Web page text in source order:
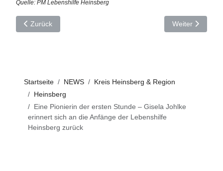
Quelle: PM Lebenshilfe Heinsberg
Vorheriger Beitrag: Radarmessungen im Kreis Heinsberg 24.
Zurück Nächster
Weiter
Startseite NEWS
Kreis Heinsberg & Region
Heinsberg
Eine Pionierin der ersten Stunde – Gisela Johlke
erinnert sich an die Anfänge der Lebenshilfe
Heinsberg zurück